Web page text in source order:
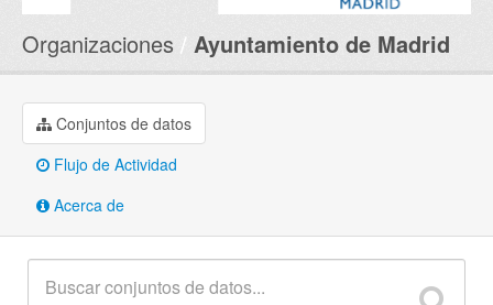
Organizaciones Ayuntamiento de Madrid
Conjuntos de datos
Flujo de Actividad
Acerca de